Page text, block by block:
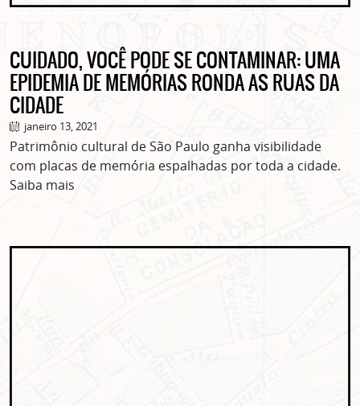
CUIDADO, VOCÊ PODE SE CONTAMINAR: UMA
EPIDEMIA DE MEMÓRIAS RONDA AS RUAS DA
CIDADE
janeiro 13, 2021
Patrimônio cultural de São Paulo ganha visibilidade
com placas de memória espalhadas por toda a cidade.
Saiba mais